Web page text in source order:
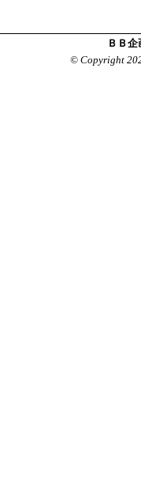
ＢＢ
© Copyright